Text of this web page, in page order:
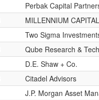
Perbak Capital
MILLENNIUM
Two Sigma
Qube Research &
D.E. Shaw + Co.
Citadel Advisors
J.P. Morgan Asset